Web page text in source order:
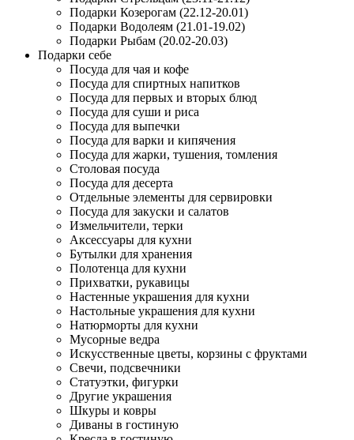
Подарки Козерогам (22.12-20.01)
Подарки Водолеям (21.01-19.02)
Подарки Рыбам (20.02-20.03)
Подарки себе
Посуда для чая и кофе
Посуда для спиртных напитков
Посуда для первых и вторых блюд
Посуда для суши и риса
Посуда для выпечки
Посуда для варки и кипячения
Посуда для жарки, тушения, томления
Столовая посуда
Посуда для десерта
Отдельные элементы для сервировки
Посуда для закуски и салатов
Измельчители, терки
Аксессуары для кухни
Бутылки для хранения
Полотенца для кухни
Прихватки, рукавицы
Настенные украшения для кухни
Настольные украшения для кухни
Натюрморты для кухни
Мусорные ведра
Искусственные цветы, корзины с фруктами
Свечи, подсвечники
Статуэтки, фигурки
Другие украшения
Шкуры и ковры
Диваны в гостиную